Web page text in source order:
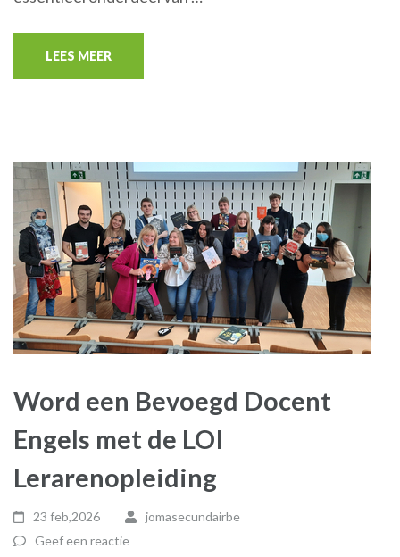
LEES MEER
Word een Bevoegd Docent
Engels met de LOI
Lerarenopleiding
23 feb,2026
jomasecundairbe
Geef een reactie